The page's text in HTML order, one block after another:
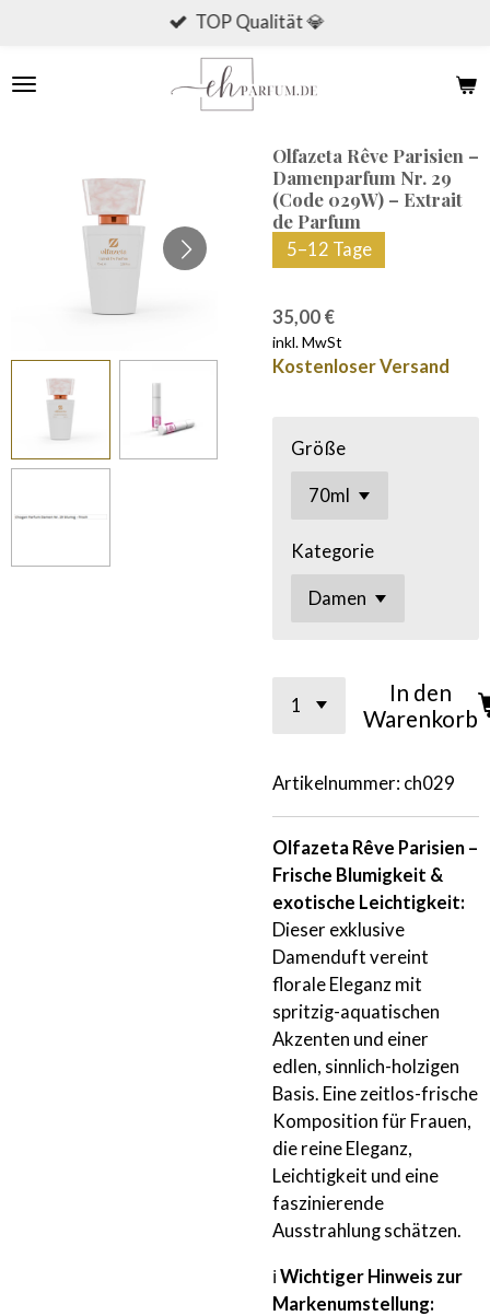
springen
TOP Qualität 💎
Olfazeta Rêve Parisien –
Damenparfum Nr. 29
(Code 029W) – Extrait
de Parfum
5–12 Tage
35,00 €
inkl. MwSt
Kostenloser Versand
Größe
Kategorie
In den
Warenkorb
Artikelnummer: ch029
Olfazeta Rêve Parisien –
Frische Blumigkeit &
exotische Leichtigkeit:
Dieser exklusive
Damenduft vereint
florale Eleganz mit
spritzig-aquatischen
Akzenten und einer
edlen, sinnlich-holzigen
Basis. Eine zeitlos-frische
Komposition für Frauen,
die reine Eleganz,
Leichtigkeit und eine
faszinierende
Ausstrahlung schätzen.
ℹ️ Wichtiger Hinweis zur
Markenumstellung: